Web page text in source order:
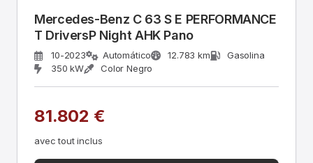
Mercedes-Benz C 63 S E PERFORMANCE
T DriversP Night AHK Pano
10-2023 Automático 12.783 km
Gasolina
350 kW
Color Negro
81.802 €
avec tout inclus